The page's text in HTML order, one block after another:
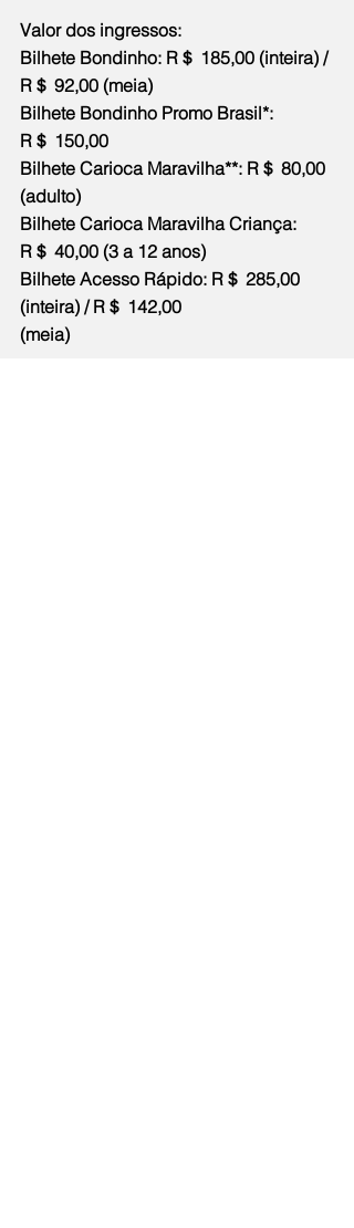
Valor dos ingressos:
Bilhete Bondinho: R＄ 185,00 (inteira) /
R＄ 92,00 (meia)
Bilhete Bondinho Promo Brasil*:
R＄ 150,00
Bilhete Carioca Maravilha**: R＄ 80,00
(adulto)
Bilhete Carioca Maravilha Criança:
R＄ 40,00 (3 a 12 anos)
Bilhete Acesso Rápido: R＄ 285,00
(inteira) / R＄ 142,00
(meia)